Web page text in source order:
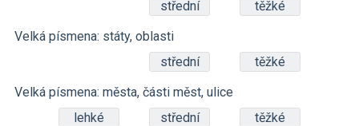
střední
těžké
Velká písmena: státy, oblasti
střední
těžké
Velká písmena: města, části měst, ulice
lehké
střední těžké